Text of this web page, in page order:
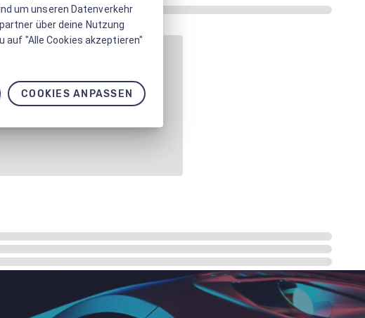
um unseren Datenverkehr
über deine Nutzung
auf "Alle Cookies akzeptieren"
COOKIES ANPASSEN